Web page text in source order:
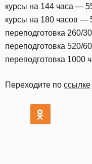
курсы на 144 часа —
курсы на 180 часов —
переподготовка 260/
переподготовка 520/
переподготовка 1000
Переходите по ссылке